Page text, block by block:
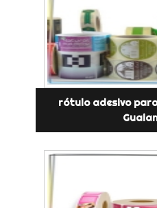
rótulo adesivo